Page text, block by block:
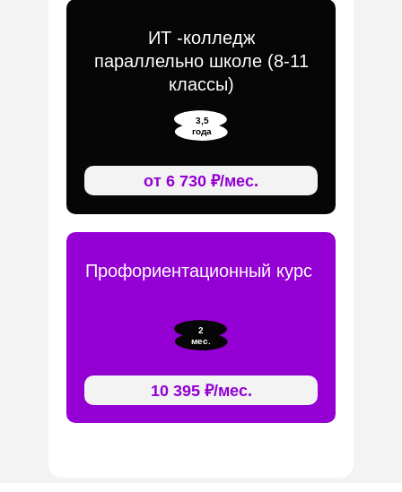
ИТ -колледж
параллельно школе (8-11
классы)
от 6 730 ₽/мес.
3,5
года
2
мес.
Профориентационный курс
10 395 ₽/мес.